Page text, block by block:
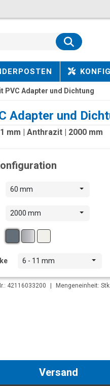
PVC Adapter und Dichtung
Adapter und
| Anthrazit | 2000 mm
60 mm
2000 mm
6 - 11 mm
42116033200 Mengeneinheit: Stk.
Versand